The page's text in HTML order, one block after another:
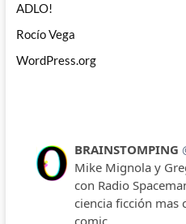
ADLO!
Rocío Vega
WordPress.org